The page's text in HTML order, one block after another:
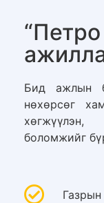
Бид ажлын
нөхөрсөг
боломжийг